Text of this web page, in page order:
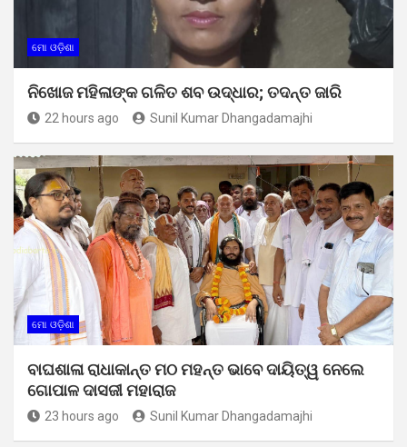
ମୋ ଓଡ଼ିଶା
ନିଖୋଜ ମହିଳାଙ୍କ ଗଳିତ ଶବ ଉଦ୍ଧାର; ତଦନ୍ତ ଜାରି
22 hours ago Sunil Kumar Dhangadamajhi
ମୋ ଓଡ଼ିଶା
ବାଘଶାଳା ରାଧାକାନ୍ତ ମଠ ମହନ୍ତ ଭାବେ ଦାୟିତ୍ୱ ନେଲେ
ଗୋପାଳ ଦାସଜୀ ମହାରାଜ
23 hours ago Sunil Kumar Dhangadamajhi